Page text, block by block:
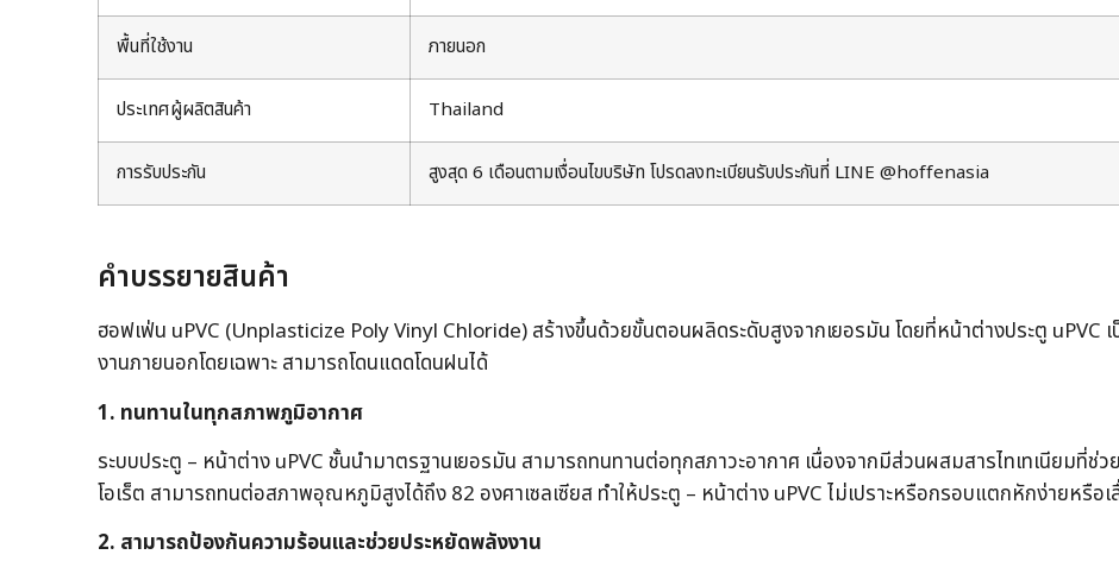
พื้นที่ใช้งาน ภายนอก
ประเทศผู้ผลิตสินค้า Thailand
การรับประกัน สูงสุด 6 เดือนตามเงื่อนไขบริษัท โปรดลงทะเบียนรับประกันที่ LINE @hoffenasia
คำบรรยายสินค้า
ฮอฟเฟ่น uPVC (Unplasticize Poly Vinyl Chloride) สร้างขึ้นด้วยขั้นตอนผลิดระดับสูงจากเยอรมัน โดยที่หน้าต่างประตู uPVC
งานภายนอกโดยเฉพาะ สามารถโดนแดดโดนฝนได้
1. ทนทานในทุกสภาพภูมิอากาศ
ระบบประตู – หน้าต่าง uPVC ชั้นนำมาตรฐานเยอรมัน สามารถทนทานต่อทุกสภาวะอากาศ เนื่องจากมีส่วนผสมสารไทเทเนียมที่ช่
โอเร็ต สามารถทนต่อสภาพอุณหภูมิสูงได้ถึง 82 องศาเซลเซียส ทำให้ประตู – หน้าต่าง uPVC ไม่เปราะหรือกรอบแตกหักง่ายหรื
2. สามารถป้องกันความร้อนและช่วยประหยัดพลังงาน